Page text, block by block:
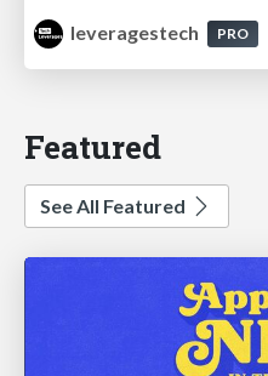
leveragestech
PRO
Featured
See All Featured